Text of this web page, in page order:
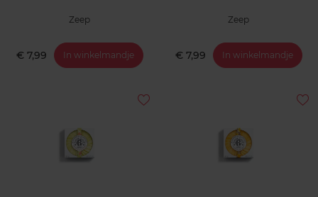
Zeep
€ 7,99 In winkelmandje
Zeep
€ 7,99 In winkelmandje